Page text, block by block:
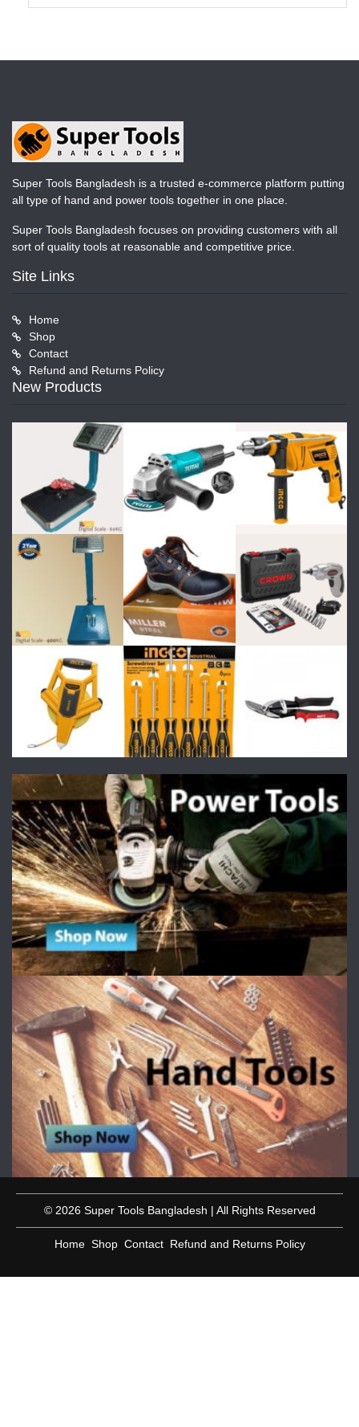
Super Tools Bangladesh is a trusted e-commerce platform putting
all type of hand and power tools together in one place.
Super Tools Bangladesh focuses on providing customers with all
sort of quality tools at reasonable and competitive price.
Site Links
Home
Shop
Contact
Refund and Returns Policy
New Products
© 2026 Super Tools Bangladesh | All Rights Reserved
Home Shop Contact Refund and Returns Policy